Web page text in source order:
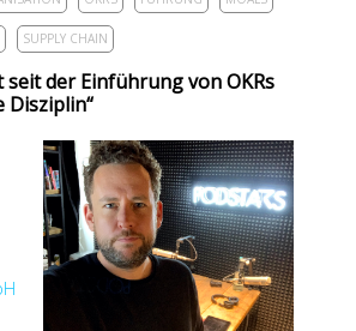
SUPPLY CHAIN
seit der Einführung von OKRs
Disziplin“